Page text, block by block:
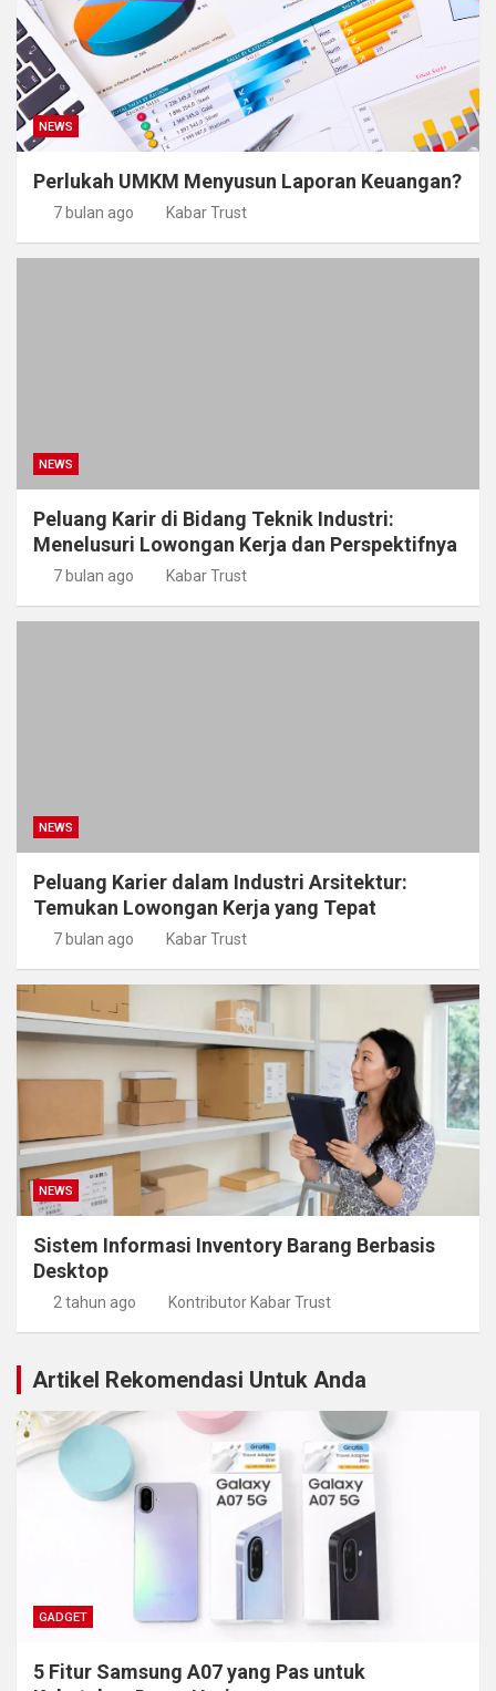
NEWS
Perlukah UMKM Menyusun Laporan Keuangan?
7 bulan ago Kabar Trust
NEWS
Peluang Karir di Bidang Teknik Industri:
Menelusuri Lowongan Kerja dan Perspektifnya
7 bulan ago Kabar Trust
NEWS
Peluang Karier dalam Industri Arsitektur:
Temukan Lowongan Kerja yang Tepat
7 bulan ago Kabar Trust
NEWS
Sistem Informasi Inventory Barang Berbasis
Desktop
2 tahun ago Kontributor Kabar Trust
Artikel Rekomendasi Untuk Anda
GADGET
5 Fitur Samsung A07 yang Pas untuk